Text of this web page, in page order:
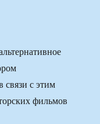
связи с этим
фильмов